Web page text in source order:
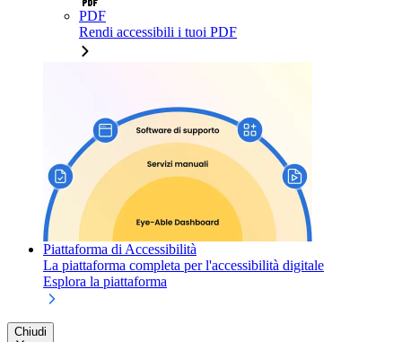
PDF
Rendi accessibili i tuoi PDF
Piattaforma di Accessibilità
La piattaforma completa per l'accessibilità digitale
Esplora la piattaforma
Chiudi